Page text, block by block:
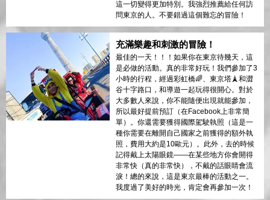
這一切變得更加特別。我強烈推薦給任何訪
問東京的人。不要錯過這個難忘的冒險！
充滿樂趣和刺激的冒險！
最佳的一天！！！如果你在東京待幾天，這
是必做的活動。真的非常好玩！我們參加了3
小時的行程，經過彩虹橋🌈、東京塔🗼和澀
谷十字路口，和導遊一起玩得很開心。對於
大多數人來說，你不能隨便出現就能參加，
所以最好提前預訂（在Facebook上非常簡
單）。你還需要獲得國際駕駛執照（這是一
種你需要在離開自己國家之前獲得的額外執
照，費用大約是10歐元）。此外，去的時候
記得戴上太陽眼鏡——在某些地方你會開得
非常快（真的非常快），不戴的話眼睛會流
淚！總的來說，這是東京最棒的活動之一。
我度過了美好的時光，肯定會再參加一次！